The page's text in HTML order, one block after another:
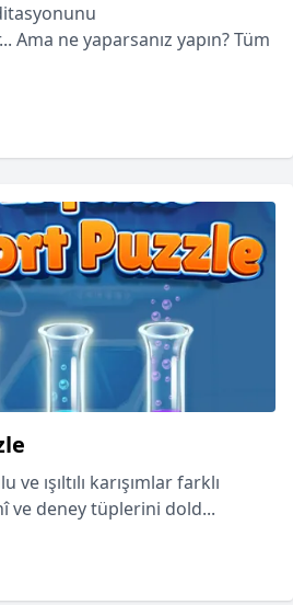
Ama ne yaparsanız yapın? Tüm
ışıltılı karışımlar farklı
ve deney tüplerini dold...